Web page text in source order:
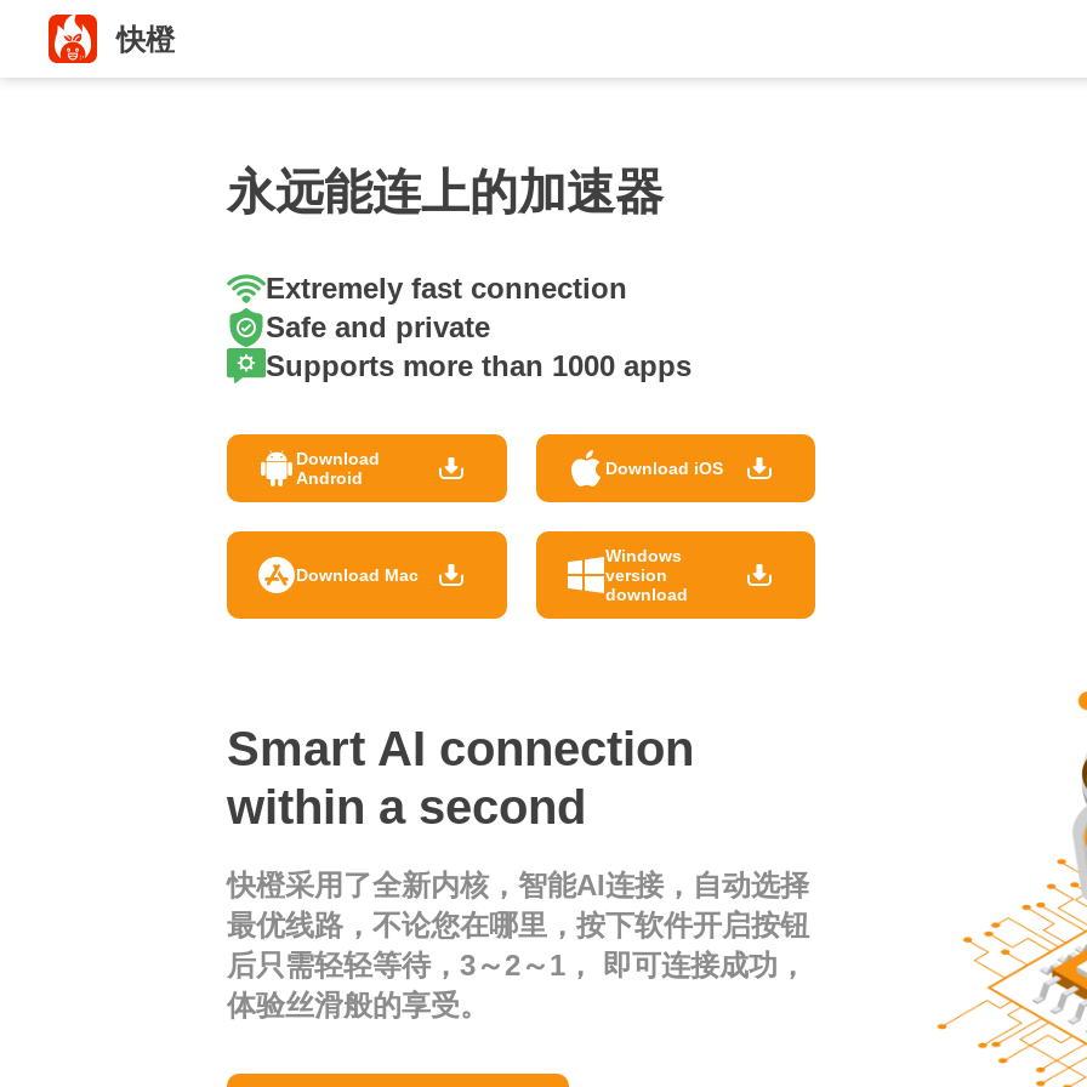
快橙
永远能连上的加速器
Extremely fast connection
Safe and private
Supports more than 1000 apps
Download
Android
Download iOS
Download Mac
Windows
version
download
Smart AI connection
within a second
快橙采用了全新内核，智能AI连接，自动选择
最优线路，不论您在哪里，按下软件开启按钮
后只需轻轻等待，3～2～1， 即可连接成功，
体验丝滑般的享受。